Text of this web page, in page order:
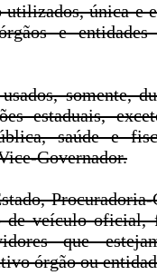
única e
e entidades
somente,
estaduais,
saúde e
Governador.
de veículo oficial,
que
órgão ou